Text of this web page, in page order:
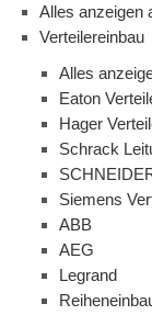
Alles anzeigen
Verteilereinbau
Alles
Eaton
Hager
Schrack
Siemens
ABB
AEG
Legrand